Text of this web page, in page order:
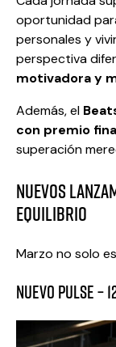
oportunidad
personales y
perspectiva
motivadora y
Además, el
con premio
superación
NUEVOS
EQUILIBRIO
Marzo no solo
NUEVO PULSE –